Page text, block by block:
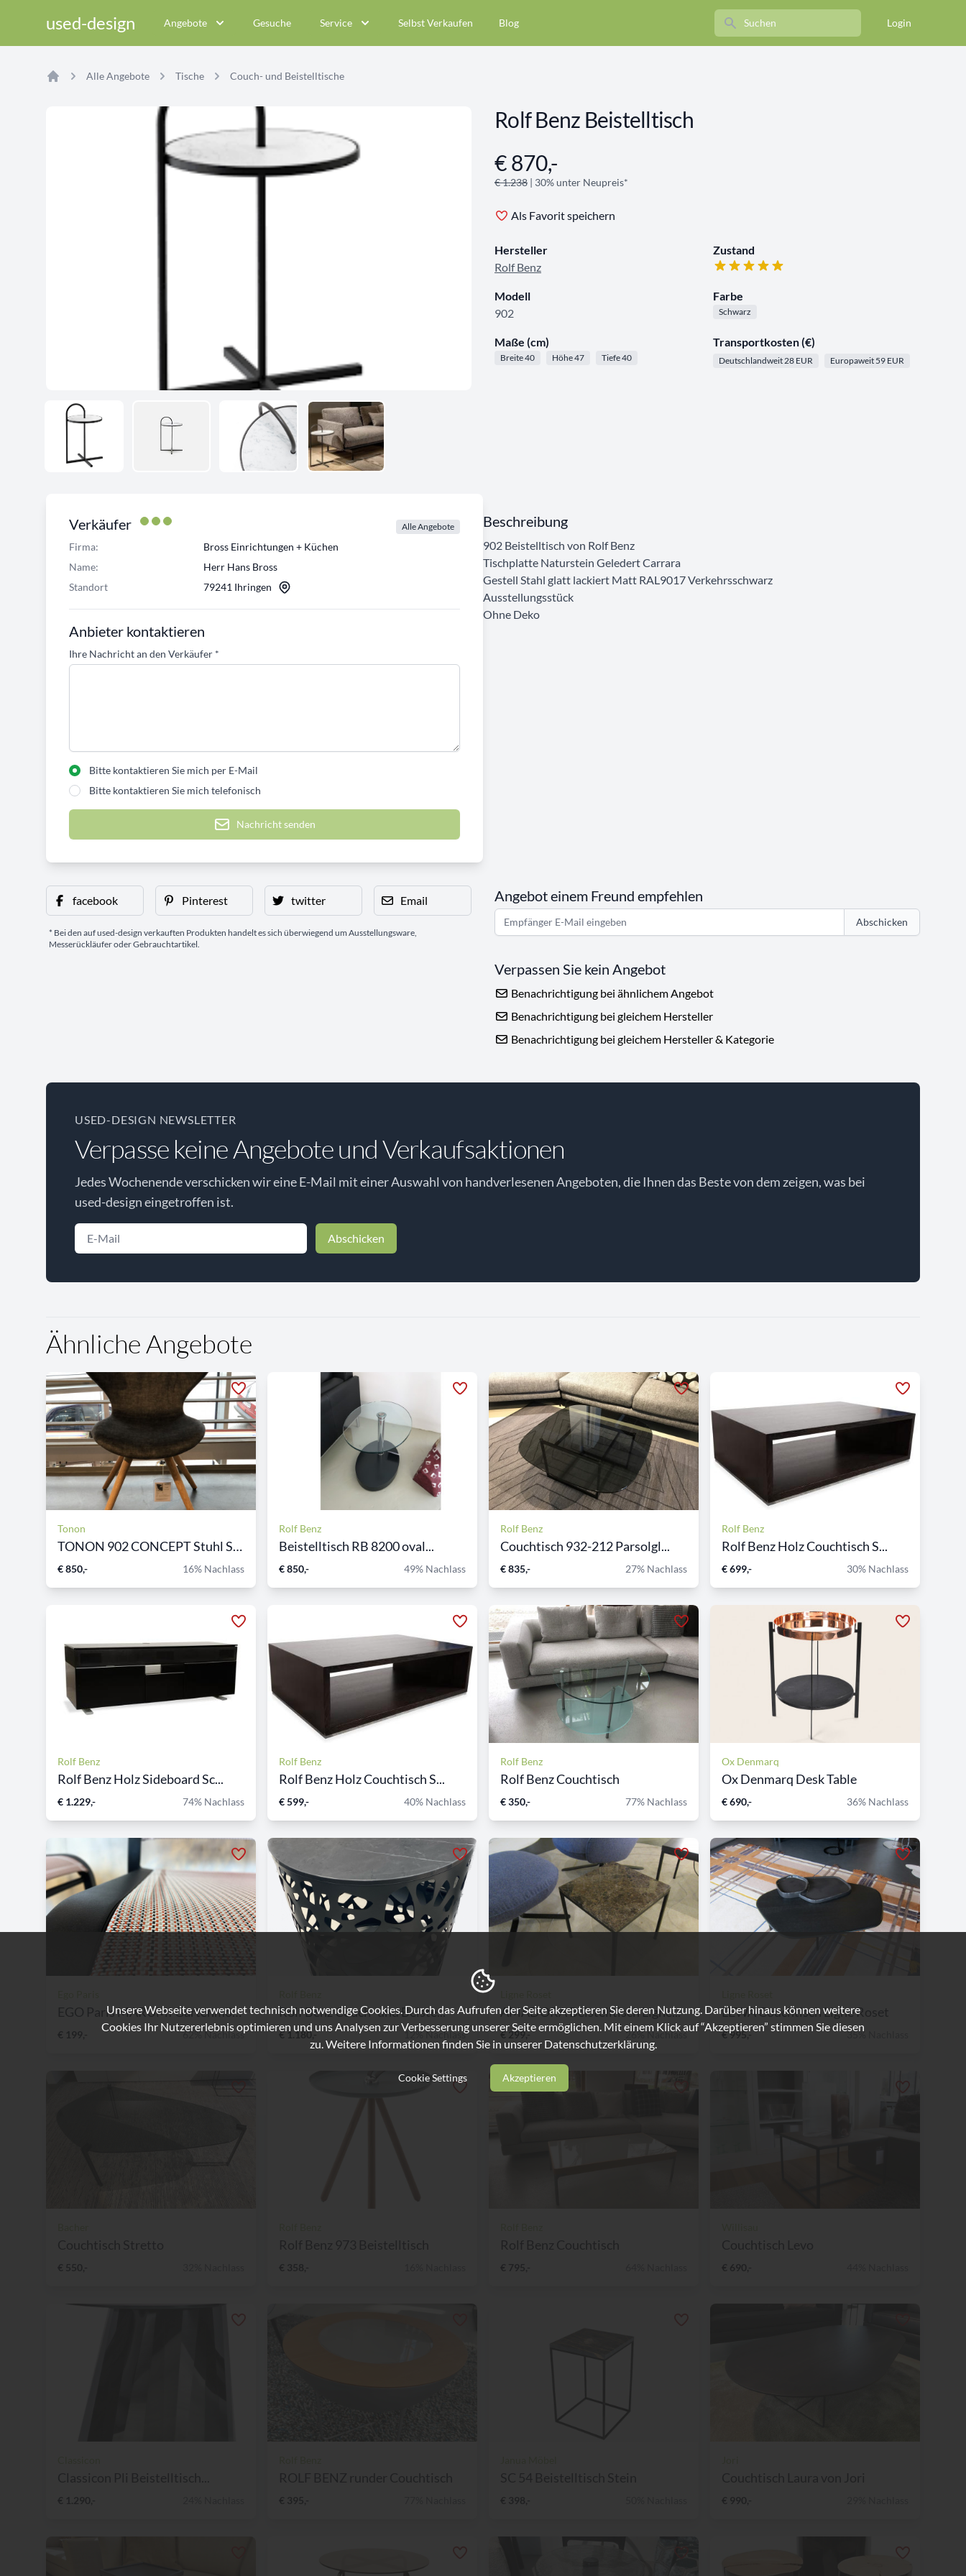
used-design Angebote Gesuche Service Selbst Verkaufen Blog Search Login
Alle Angebote Tische Couch- und Beistelltische
Rolf Benz Beistelltisch
Angebotsinformationen
€ 870,-
€ 1.238 | 30% unter Neupreis*
Als Favorit speichern
Hersteller
Rolf Benz
Zustand
Modell
902
Farbe
Schwarz
Maße (cm)
Breite 40 Höhe 47 Tiefe 40
Transportkosten (€)
Deutschlandweit 28 EUR Europaweit 59 EUR
Verkäufer Alle Angebote
Firma:
Bross Einrichtungen + Küchen
Name:
Herr Hans Bross
Standort
79241 Ihringen
Anbieter kontaktieren
Ihre Nachricht an den Verkäufer *
Bitte kontaktieren Sie mich per E-Mail
Bitte kontaktieren Sie mich telefonisch
Nachricht senden
Beschreibung
902 Beistelltisch von Rolf Benz
Tischplatte Naturstein Geledert Carrara
Gestell Stahl glatt lackiert Matt RAL9017 Verkehrsschwarz
Ausstellungsstück
Ohne Deko
facebook Pinterest twitter Email
* Bei den auf used-design verkauften Produkten handelt es sich überwiegend um Ausstellungsware,
Messerückläufer oder Gebrauchtartikel.
Angebot einem Freund empfehlen
Abschicken
Verpassen Sie kein Angebot
Benachrichtigung bei ähnlichem Angebot
Benachrichtigung bei gleichem Hersteller
Benachrichtigung bei gleichem Hersteller & Kategorie
USED-DESIGN NEWSLETTER
Verpasse keine Angebote und Verkaufsaktionen
Jedes Wochenende verschicken wir eine E-Mail mit einer Auswahl von handverlesenen Angeboten, die Ihnen das Beste von dem zeigen, was bei
used-design eingetroffen ist.
Abschicken
Ähnliche Angebote
Tonon
TONON 902 CONCEPT Stuhl Sof...
€ 850,- 16% Nachlass
Rolf Benz
Beistelltisch RB 8200 oval...
€ 850,- 49% Nachlass
Rolf Benz
Couchtisch 932-212 Parsolgl...
€ 835,- 27% Nachlass
Rolf Benz
Rolf Benz Holz Couchtisch S...
€ 699,- 30% Nachlass
Rolf Benz
Rolf Benz Holz Sideboard Sc...
€ 1.229,- 74% Nachlass
Rolf Benz
Rolf Benz Holz Couchtisch S...
€ 599,- 40% Nachlass
Rolf Benz
Rolf Benz Couchtisch
€ 350,- 77% Nachlass
Ox Denmarq
Ox Denmarq Desk Table
€ 690,- 36% Nachlass
EGO Paris MARUMI Gartenmöbe...
€ 199,- 62% Nachlass
Rolf Benz Couch- und Beiste...
€ 1.180,- 12% Nachlass
AMADORA Beistelltisch Ligne...
€ 299,- 26% Nachlass
LEWA Couchtisch Ligne Roset
€ 995,- 35% Nachlass
Unsere Webseite verwendet technisch notwendige Cookies. Durch das Aufrufen der Seite akzeptieren Sie deren Nutzung. Darüber hinaus können weitere
Cookies Ihr Nutzererlebnis optimieren und uns Analysen zur Verbesserung unserer Seite ermöglichen. Mit einem Klick auf “Akzeptieren” stimmen Sie diesen
zu. Weitere Informationen finden Sie in unserer Datenschutzerklärung.
Cookie Settings Akzeptieren